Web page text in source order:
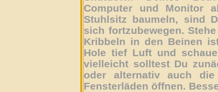
Computer und Monitor
Stuhlsitz baumeln, sind
sich fortzubewegen.
Kribbeln in den Beinen
Hole tief Luft und
vielleicht solltest Du
oder alternativ auch
Fensterläden öffnen.